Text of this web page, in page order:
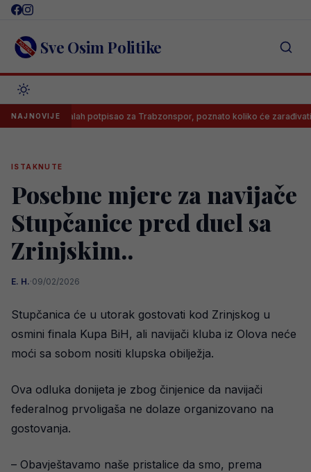
Skip
content Sve Osim Politike
NAJNOVIJE
Salah potpisao za Trabzonspor, poznato koliko će zarađivati
ISTAKNUTE
Posebne mjere za navijače
Stupčanice pred duel sa
Zrinjskim..
E. H.·09/02/2026
Stupčanica će u utorak gostovati kod Zrinjskog u
osmini finala Kupa BiH, ali navijači kluba iz Olova neće
moći sa sobom nositi klupska obilježja.
Ova odluka donijeta je zbog činjenice da navijači
federalnog prvoligaša ne dolaze organizovano na
gostovanja.
– Obavještavamo naše pristalice da smo, prema